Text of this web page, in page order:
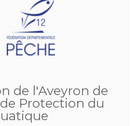
de l'Aveyron de
Protection du